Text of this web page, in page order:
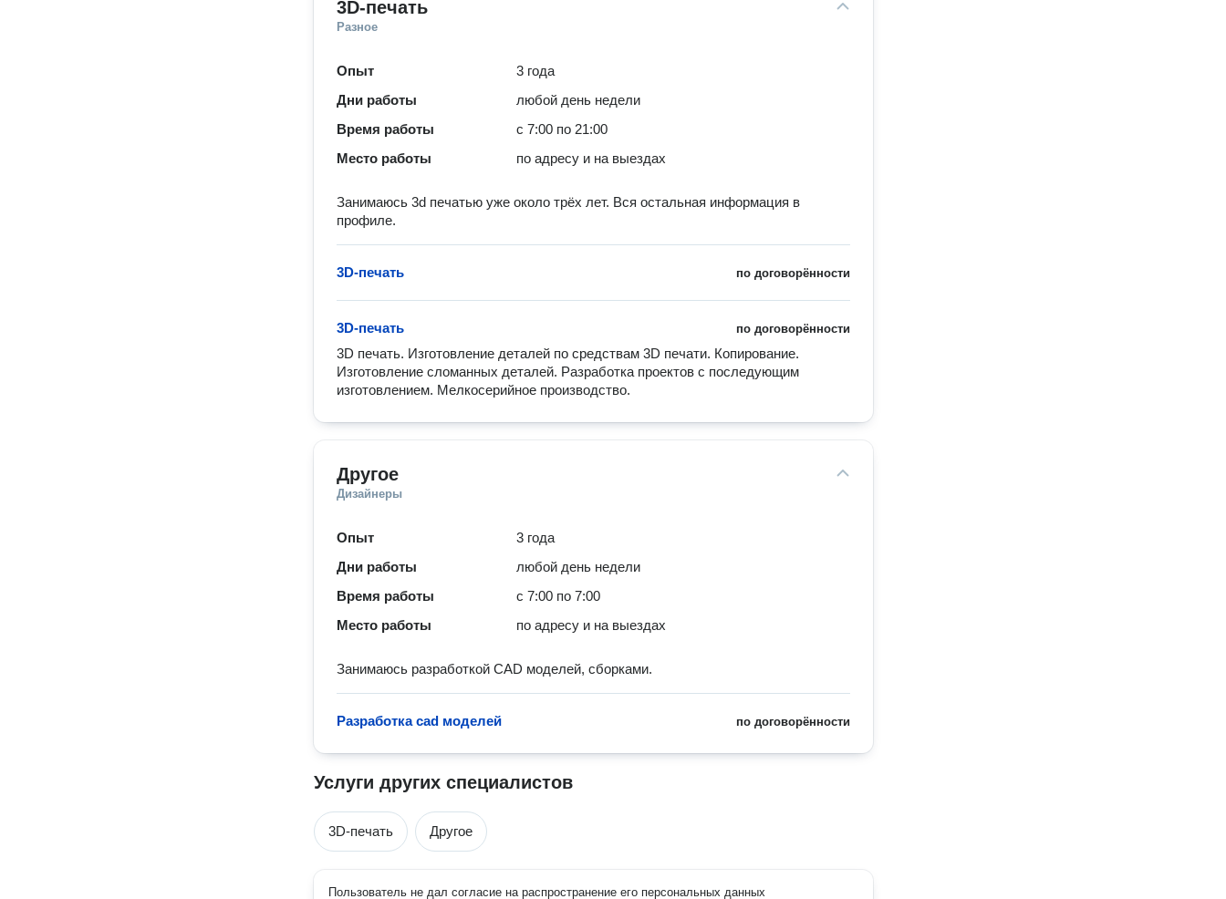
3D-печать
Разное
Опыт
3 года
Дни работы
любой день недели
Время работы
с 7:00 по 21:00
Место работы
по адресу и на выездах
Занимаюсь 3d печатью уже около трёх лет. Вся остальная информация в
профиле.
по договорённости
3D-печать
по договорённости
3D-печать
3D печать. Изготовление деталей по средствам 3D печати. Копирование.
Изготовление сломанных деталей. Разработка проектов с последующим
изготовлением. Мелкосерийное производство.
Другое
Дизайнеры
Опыт
3 года
Дни работы
любой день недели
Время работы
с 7:00 по 7:00
Место работы
по адресу и на выездах
Занимаюсь разработкой CAD моделей, сборками.
по договорённости
Разработка cad моделей
Услуги других специалистов
3D-печать Другое
Пользователь не дал согласие на распространение его персональных данных